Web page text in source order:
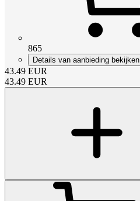
865
Details van aanbieding bekijken
43.49 EUR
43.49 EUR